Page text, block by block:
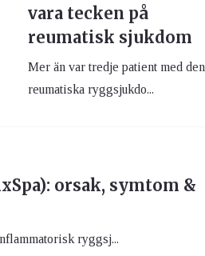
vara tecken på
reumatisk sjukdom
Mer än var tredje patient med den
reumatiska ryggsjukdo...
orsak, symtom &
ryggsj...